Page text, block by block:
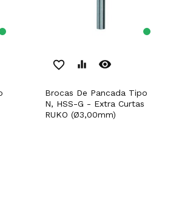
favorite_border equalizer remove_red_eye
Brocas De Pancada Tipo
N, HSS-G - Extra Curtas
RUKO (Ø3,00mm)